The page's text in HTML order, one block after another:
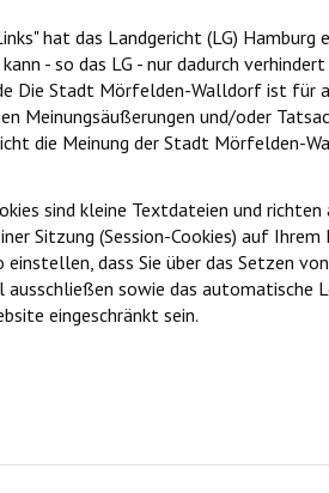
hat das Landgericht (LG) Hamburg
- so das LG - nur dadurch
Die Stadt Mörfelden-Walldorf ist für
Meinungsäußerungen und/oder
die Meinung der Stadt Mörfelden-
sind kleine Textdateien und
Sitzung (Session-Cookies) auf
dass Sie über das Setzen
sowie das automatische
eingeschränkt sein.